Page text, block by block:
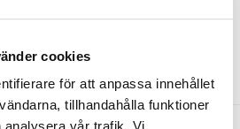
cookies
för att anpassa innehållet
tillhandahålla funktioner
AVOLT